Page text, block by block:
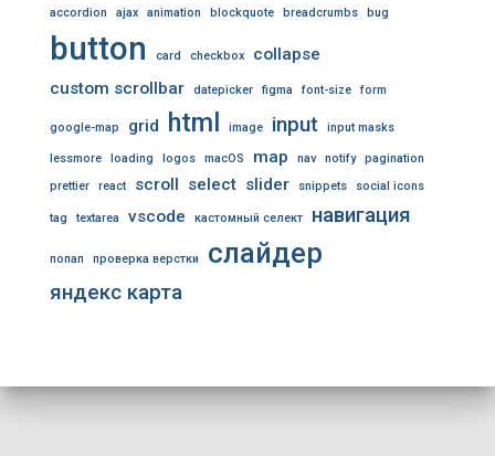
accordion ajax animation blockquote breadcrumbs bug
button card checkbox
collapse
custom scrollbar
datepicker figma font-size form
google-map grid html image input input masks
lessmore loading logos macOS map nav notify
pagination
prettier
react scroll select slider snippets social icons
tag textarea vscode кастомный селект навигация
попап проверка верстки слайдер
яндекс карта